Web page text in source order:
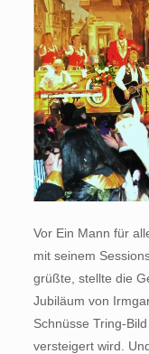
Vor Ein Mann für
mit seinem
grüßte, stellte die
Jubiläum von
Schnüsse Tring-
versteigert wird.